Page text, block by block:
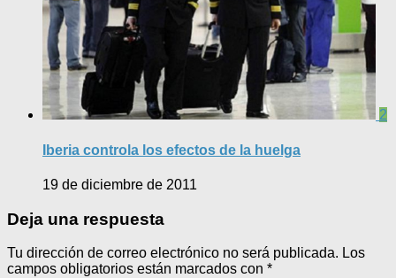
2
Iberia controla los efectos de la huelga
19 de diciembre de 2011
Deja una respuesta
Tu dirección de correo electrónico no será publicada. Los
campos obligatorios están marcados con *